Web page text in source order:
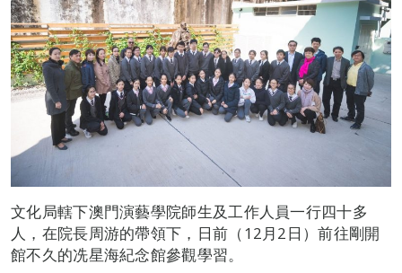
文化局轄下澳門演藝學院師生及工作人員一行四十多
人，在院長周游的帶領下，日前（12月2日）前往剛開
館不久的冼星海紀念館參觀學習。